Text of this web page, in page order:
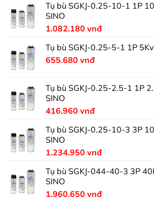
Tụ bù SGKJ-0.25-10-1 1P
SINO
1.082.180 vnđ
Tụ bù SGKJ-0.25-5-1 1P
655.680 vnđ
Tụ bù SGKJ-0.25-2.5-1 1P
SINO
416.960 vnđ
Tụ bù SGKJ-0.25-10-3 3P
SINO
1.234.950 vnđ
Tụ bù SGKJ-044-40-3 3P
SINO
1.960.650 vnđ